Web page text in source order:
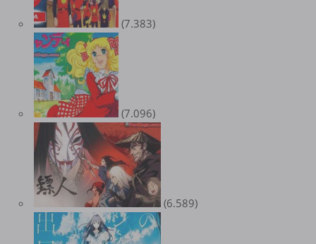
(7.383)
(7.096)
(6.589)